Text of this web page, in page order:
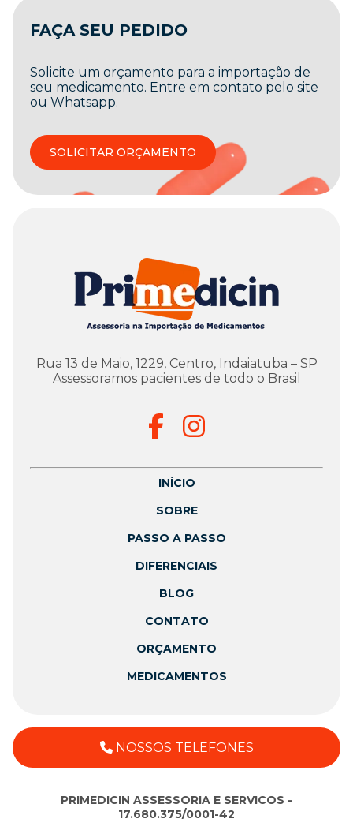
FAÇA SEU PEDIDO
Solicite um orçamento para a importação de
seu medicamento. Entre em contato pelo site
ou Whatsapp.
SOLICITAR ORÇAMENTO
Rua 13 de Maio, 1229, Centro, Indaiatuba – SP
Assessoramos pacientes de todo o Brasil
INÍCIO
SOBRE
PASSO A PASSO
DIFERENCIAIS
BLOG
CONTATO
ORÇAMENTO
MEDICAMENTOS
NOSSOS TELEFONES
PRIMEDICIN ASSESSORIA E SERVICOS -
17.680.375/0001-42